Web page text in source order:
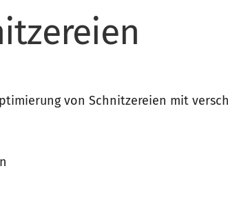
von Schnitzereien mit